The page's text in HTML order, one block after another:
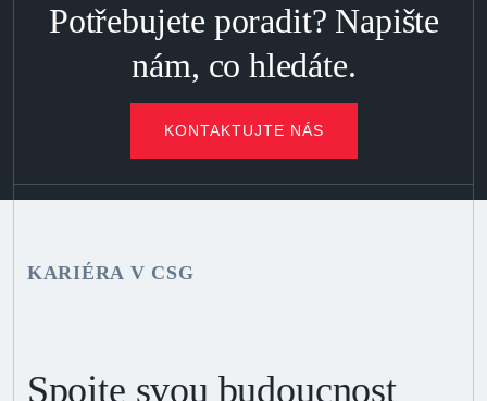
Potřebujete poradit? Napište
nám, co hledáte.
KONTAKTUJTE NÁS
KARIÉRA V CSG
Spojte svou budoucnost